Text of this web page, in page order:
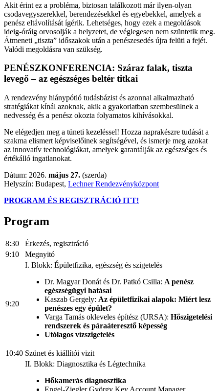
Akit érint ez a probléma, biztosan találkozott már ilyen-olyan
csodavegyszerekkel, berendezésekkel és egyebekkel, amelyek a
penész eltávolítását ígérik. Lehetséges, hogy ezek a megoldások
ideig-óráig orvosolják a helyzetet, de véglegesen nem szüntetik meg.
Átmeneti „tiszta” időszakok után a penészesedés újra felüti a fejét.
Valódi megoldásra van szükség.
PENÉSZKONFERENCIA: Száraz falak, tiszta
levegő – az egészséges beltér titkai
A rendezvény hiánypótló tudásbázist és azonnal alkalmazható
stratégiákat kínál azoknak, akik a gyakorlatban szembesülnek a
nedvesség és a penész okozta folyamatos kihívásokkal.
Ne elégedjen meg a tüneti kezeléssel! Hozza naprakészre tudását a
szakma elismert képviselőinek segítségével, és ismerje meg azokat
az innovatív technológiákat, amelyek garantálják az egészséges és
értékálló ingatlanokat.
Dátum: 2026. május 27. (szerda)
Helyszín: Budapest, Lechner Rendezvényközpont
PROGRAM ÉS REGISZTRÁCIÓ ITT!
Program
8:30
Érkezés, regisztráció
9:10
Megnyitó
9:20
I. Blokk: Épületfizika, egészség és szigetelés
Dr. Magyar Donát és Dr. Patkó Csilla: A penész
egészségügyi hatásai
Kaszab Gergely: Az épületfizikai alapok: Miért lesz
penészes egy épület?
Varga Tamás okleveles építész (URSA): Hőszigetelési
rendszerek és páraáteresztő képesség
Utólagos vízszigetelés
10:40 Szünet és kiállítói vizit
II. Blokk: Diagnosztika és Légtechnika
Hőkamerás diagnosztika
Engel-Ziegler György Key Account Manager